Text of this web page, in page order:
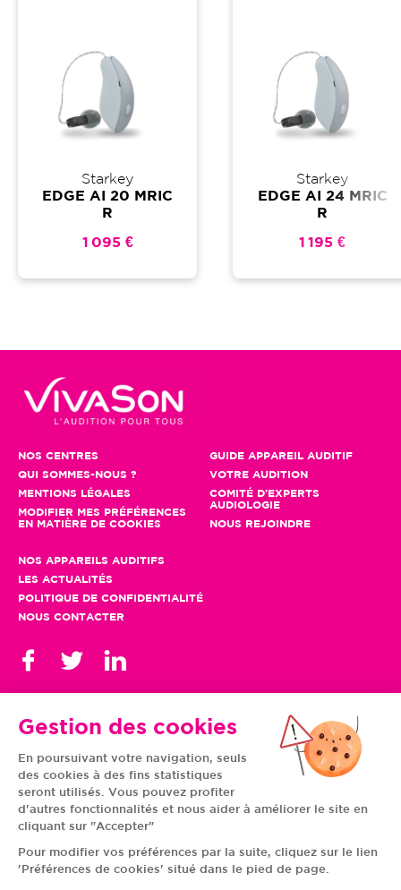
Gestion des cookies
En poursuivant votre navigation, seuls
des cookies à des fins statistiques
seront utilisés. Vous pouvez profiter
d'autres fonctionnalités et nous aider à améliorer le site en
cliquant sur "Accepter"
Pour modifier vos préférences par la suite, cliquez sur le lien
'Préférences de cookies' situé dans le pied de page.
Starkey
EDGE AI 20 MRIC
R
1 095 €
Starkey
EDGE AI 24 MRIC
R
1 195 €
NOS CENTRES
QUI SOMMES-NOUS ?
MENTIONS LÉGALES
MODIFIER MES PRÉFÉRENCES
EN MATIÈRE DE COOKIES
GUIDE APPAREIL AUDITIF
VOTRE AUDITION
COMITÉ D'EXPERTS
AUDIOLOGIE
NOUS REJOINDRE
NOS APPAREILS AUDITIFS
LES ACTUALITÉS
POLITIQUE DE CONFIDENTIALITÉ
NOUS CONTACTER
TOUS NOS CENTRES
AUVERGNE-RHÔNE-
ALPES
FRANCHE-COMTÉ
BRETAGNE
CENTRE-VAL DE LOIRE
GRAND EST
ÎLE-DE-FRANCE
NORMANDIE
PAYS DE LA LOIRE
PROVENCE-ALPES-
CÔTE D'AZUR